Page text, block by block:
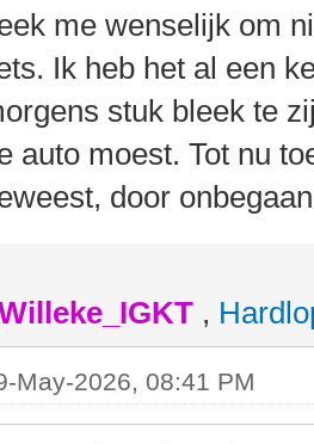
me wenselijk om
Ik heb het al een
stuk bleek te
auto moest. Tot nu
door
,
May-2026, 08:41 PM